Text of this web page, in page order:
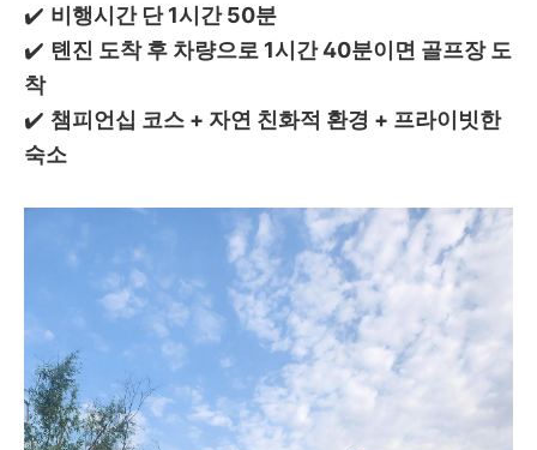
✔️ 비행시간 단 1시간 50분
✔️ 톈진 도착 후 차량으로 1시간 40분이면 골프장 도
착
✔️ 챔피언십 코스 + 자연 친화적 환경 + 프라이빗한
숙소